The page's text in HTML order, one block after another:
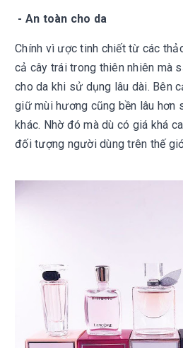
- An toàn cho da
Chính vì ược tinh chiết từ các
cả cây trái trong thiên nhiên mà
cho da khi sử dụng lâu dài. Bên
giữ mùi hương cũng bền lâu hơn
khác. Nhờ đó mà dù có giá khá
đối tượng người dùng trên thế